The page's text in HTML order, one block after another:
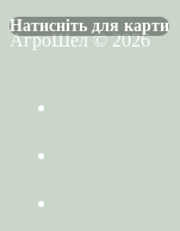
Натисніть для карти
АгроШел © 2026